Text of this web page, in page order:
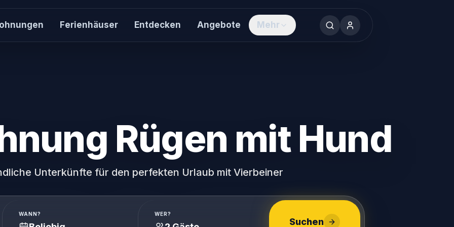
Ferienhäuser Entdecken Angebote Mehr
Ferienwohnung vermieten
Über uns
Karriere bei ruyastay®
Kontakt
Rügen mit Hund
Unterkünfte für den perfekten Urlaub mit Vierbeiner
WANN? WER?
Suchen